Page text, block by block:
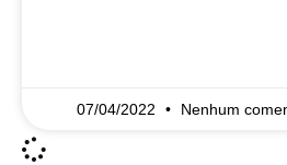
07/04/2022 Nenhum